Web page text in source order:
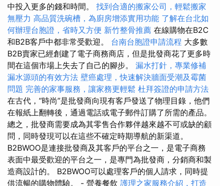
中投入更多的錢和時間。 找到合適的搬家公司，輕鬆搬家
無壓力 高品質洗碗槽，為廚房增添實用功能 了解在台北如
何辦理台胞證，省時又方便 新竹整骨推薦 在線購物在B2C
和B2B客戶中都非常受歡迎。 台南台胞證申請流程 大多數
B2B賣家已經創建了電子商務商店，但是批發商花了更多時
間在這個市場上失去了自己的腳步。 漏水打針，專業修補
漏水源頭的有效方法 壁癌處理，快速解決牆面受潮及霉菌
問題 完善的家事服務，讓家務更輕鬆 杜拜簽證的申請方法
在古代，“時尚”是批發商向現有客戶發送了物理目錄，他們
在報紙上翻轉後，通過電話或電子郵件訂購了所需的產品。
總之，批發商需要成為其零售合作夥伴越來越不可或缺的顧
問，同時發現可以在這些不確定時期導航的新渠道。
B2BWOO是連接批發商及其客戶的平台之一，是電子商務
表面中最受歡迎的平台之一，是專門為批發商，分銷商和製
造商設計的。 B2BWOO可以處理客戶的個人請求，同時提
供流暢的購物體驗。 - 營養餐飲 護理之家服務介紹，打造